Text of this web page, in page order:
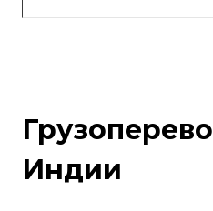
Индии